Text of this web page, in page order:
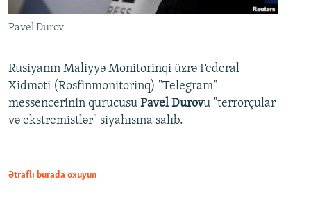
Pavel Durov
Rusiyanın Maliyyə Monitorinqi üzrə Federal
Xidməti (Rosfinmonitorinq) "Telegram"
messencerinin qurucusu Pavel Durovu "terrorçular
və ekstremistlər" siyahısına salıb.
Ətraflı burada oxuyun